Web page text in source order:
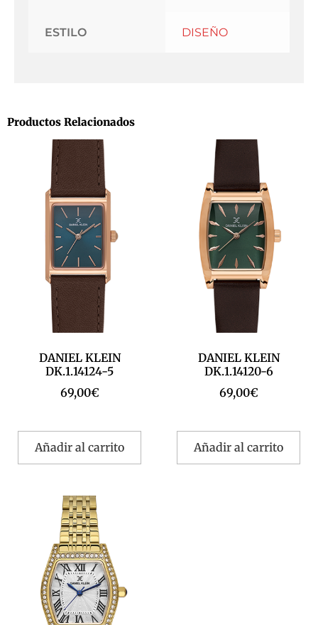
ESTILO DISEÑO
Productos Relacionados
DANIEL KLEIN
DK.1.14124-5
69,00€
Añadir al carrito
DANIEL KLEIN
DK.1.14120-6
69,00€
Añadir al carrito